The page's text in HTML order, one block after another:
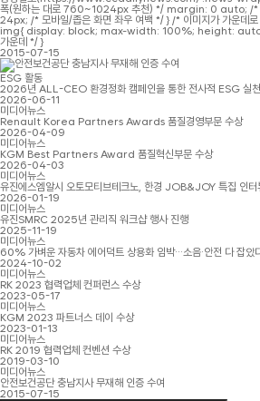
폭(원하는 대로 760~1024px 추천) */ margin: 0 auto; /
24px; /* 모바일/좁은 화면 좌우 여백 */ } /* 이미지가 가운
img{ display: block; max-width: 100%; height:
가운데 */ }
2015-07-15
ESG 활동
2026년 ALL-CEO 환경정화 캠페인을 통한 전사적 ESG 실천
2026-06-11
미디어뉴스
Renault Korea Partners Awards 품질경영부문 수상
2026-04-09
미디어뉴스
KGM Best Partners Award 품질혁신부문 수상
2026-04-03
미디어뉴스
유진에스엠알시 오토모티브테크노, 한경 JOB&JOY 특집 인터
2026-01-19
미디어뉴스
유진SMRC 2025년 관리직 워크샵 행사 진행
2025-11-19
미디어뉴스
60% 가벼운 자동차 에어덕트 상용화 임박…소음·안전 다 잡았
2024-10-02
미디어뉴스
RK 2023 협력업체 컨퍼런스 수상
2023-05-17
미디어뉴스
KGM 2023 파트너스 데이 수상
2023-01-13
미디어뉴스
RK 2019 협력업체 컨벤션 수상
2019-03-10
미디어뉴스
안전보건공단 충남지사 무재해 인증 수여
2015-07-15